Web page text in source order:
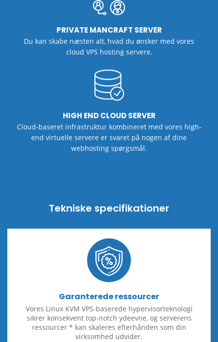
PRIVATE MANCRAFT SERVER
Du kan skabe næsten alt, hvad du ønsker med vores
cloud VPS hosting servere.
HIGH END CLOUD SERVER
Cloud-baseret infrastruktur kombineret med vores high-
end virtuelle servere er svaret på nogen af ​​dine
webhosting spørgsmål.
Tekniske specifikationer
Garanterede ressourcer
Vores Linux KVM VPS-baserede hypervisorteknologi
sikrer konsekvent top-notch ydeevne, og serverens
ressourcer * kan skaleres efterhånden som din
virksomhed udvider.